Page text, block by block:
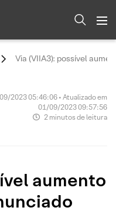
Via (VIIA3): possível
2023 05:46:06 • Atualizado em
01/09/2023 09:57:56
2 minutos de leitura
aumento